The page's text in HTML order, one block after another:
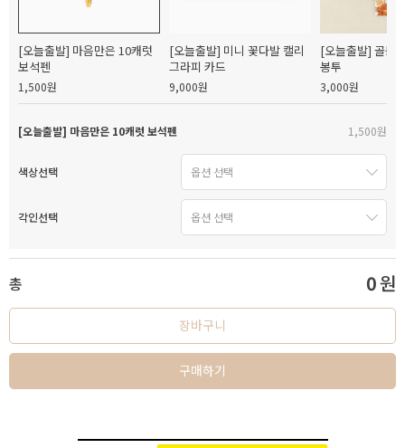
[오늘출발] 마음만은 10캐럿
보석펜
1,500원
[오늘출발] 미니 꽃다발 캘리
그라피 카드
9,000원
[오늘출발] 골든
봉투
3,000원
[오늘출발] 마음만은 10캐럿 보석펜 1,500원
색상선택
각인선택
총 0원
장바구니
구매하기